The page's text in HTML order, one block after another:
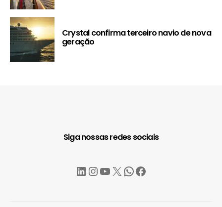
Crystal confirma terceiro navio de nova
geração
Siga nossas redes sociais
LinkedIn
Instagram
YouTube
X WhatsApp
Facebook